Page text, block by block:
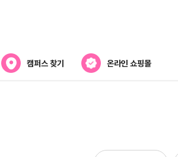
캠퍼스 찾기 온라인 쇼핑몰
전국캠퍼스 찾기